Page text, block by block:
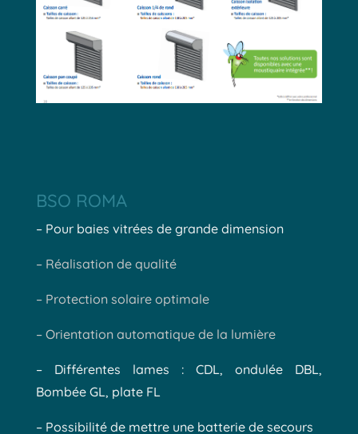
BSO ROMA
– Pour baies vitrées de grande dimension
– Réalisation de qualité
– Protection solaire optimale
– Orientation automatique de la lumière
– Différentes lames : CDL, ondulée DBL,
Bombée GL, plate FL
– Possibilité de mettre une batterie de secours